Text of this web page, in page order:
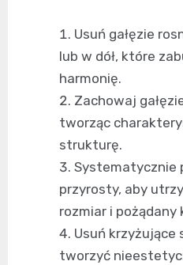
Usuń gałęzie
lub w dół, które
harmonię.
Zachowaj
tworząc
strukturę.
Systematycznie
przyrosty, aby
rozmiar i pożądany
Usuń krzyżujące
tworzyć